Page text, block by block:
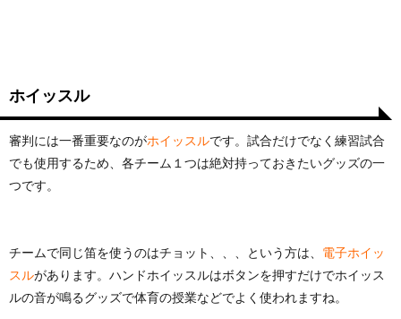
ホイッスル
審判には一番重要なのがホイッスルです。試合だけでなく練習試合
でも使用するため、各チーム１つは絶対持っておきたいグッズの一
つです。
チームで同じ笛を使うのはチョット、、、という方は、 電子ホイッ
スルがあります。ハンドホイッスルはボタンを押すだけでホイッス
ルの音が鳴るグッズで体育の授業などでよく使われますね。